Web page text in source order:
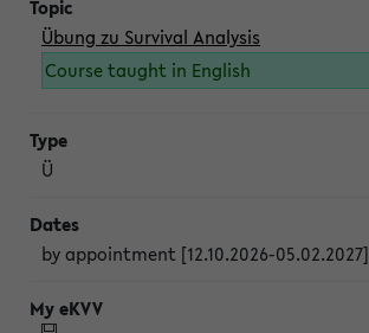
Übung zu Survival Analysis
Course taught in English
Ü
by appointment [12.10.2026-05.02.2027]